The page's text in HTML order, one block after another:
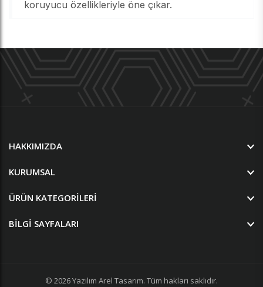
koruyucu özellikleriyle öne çıkar.
HAKKIMIZDA
KURUMSAL
ÜRÜN KATEGORILERI
BILGI SAYFALARI
© 2026Yazılım Arel Tasarım. Tüm hakları saklıdır.